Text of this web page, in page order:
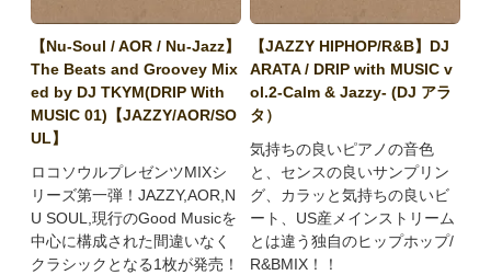
【Nu-Soul / AOR / Nu-Jazz】
The Beats and Groovey Mix
ed by DJ TKYM(DRIP With
MUSIC 01)【JAZZY/AOR/SO
UL】
ロコソウルプレゼンツMIXシ
リーズ第一弾！JAZZY,AOR,N
U SOUL,現行のGood Musicを
中心に構成された間違いなく
クラシックとなる1枚が発売！
【JAZZY HIPHOP/R&B】DJ
ARATA / DRIP with MUSIC v
ol.2-Calm & Jazzy- (DJ アラ
タ）
気持ちの良いピアノの音色
と、センスの良いサンプリン
グ、カラッと気持ちの良いビ
ート、US産メインストリーム
とは違う独自のヒップホップ/
R&BMIX！！